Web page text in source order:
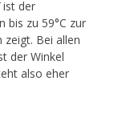
ist der
bis zu 59°C zur
zeigt. Bei allen
der Winkel
also eher